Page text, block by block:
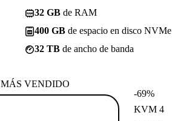
32 GB de RAM
400 GB de espacio en disco NVMe
32 TB de ancho de banda
MÁS VENDIDO
-69%
KVM 4